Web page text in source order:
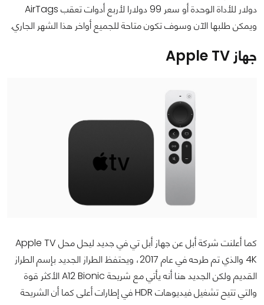
دولار للأداة الوحدة أو سعر 99 دولارا لأربع أدوات تعقب AirTags
ويمكن طلبها الآن وسوف تكون متاحة للجميع أواخر هذا الشهر الجاري.
جهاز Apple TV
كما أعلنت شركة أبل عن جهاز أبل تي في جديد ليحل محل Apple TV
4K والذي تم طرحه في عام 2017، ويحتفظ الطراز الجديد بإسم الطراز
القديم ولكن الجديد هنا أنه يأتي مع شريحة A12 Bionic الأكثر قوة
والتي تتيح تشغيل فيديوهات HDR في إطارات أعلى كما أن الشريحة